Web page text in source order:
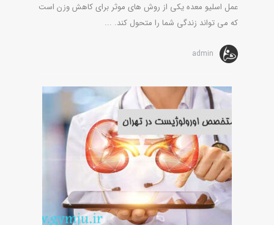
عمل اسلیو معده یکی از روش های موثر برای کاهش وزن است
که می تواند زندگی شما را متحول کند. ...
admin